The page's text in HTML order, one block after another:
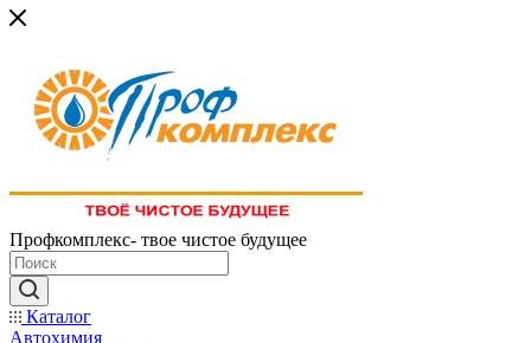
Профкомплекс- твое чистое будущее
Каталог
Автохимия